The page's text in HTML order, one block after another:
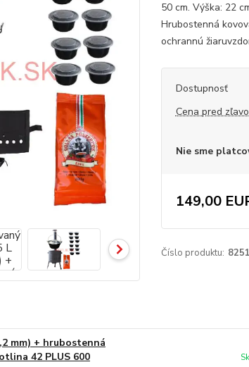
50 cm. Výška: 22
Hrubostenná
ochrannú
Dostupnosť
Cena pred
Nie sme
149,00
Číslo produktu:
mm) + hrubostenná
42 PLUS 600